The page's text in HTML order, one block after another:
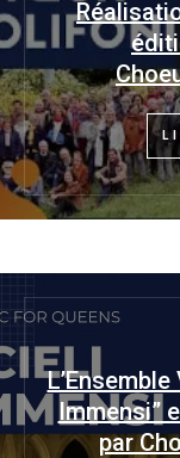
Immensi”
par